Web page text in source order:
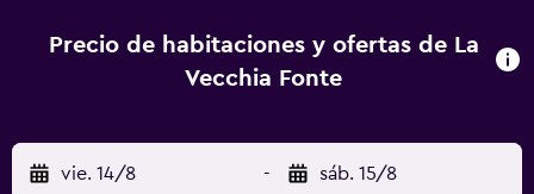
dotados de artículos de higiene personal de diseño, bidé,
artículos de higiene personal gratuitos y secador de pelo.
sillas de oficina. Se ofrece servicio de limpieza todos los
días y es posible solicitar masajes en la habitación. Se
Precio de habitaciones y ofertas de La
Vecchia Fonte
vie. 14/8 - sáb. 15/8